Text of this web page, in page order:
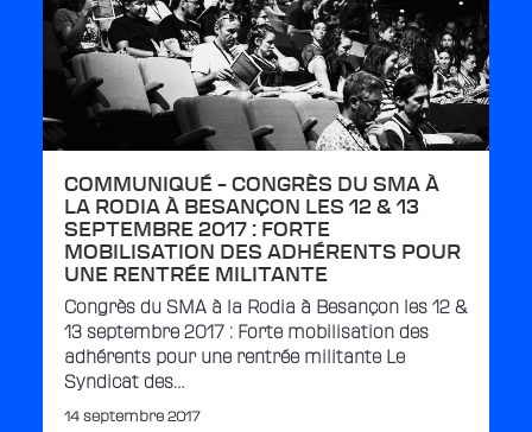
COMMUNIQUÉ – CONGRÈS DU SMA À
LA RODIA À BESANÇON LES 12 & 13
SEPTEMBRE 2017 : FORTE
MOBILISATION DES ADHÉRENTS POUR
UNE RENTRÉE MILITANTE
Congrès du SMA à la Rodia à Besançon les 12 &
13 septembre 2017 : Forte mobilisation des
adhérents pour une rentrée militante Le
Syndicat des…
14 septembre 2017